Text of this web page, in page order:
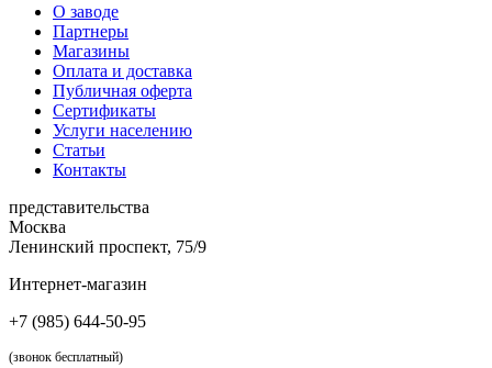
О заводе
Партнеры
Магазины
Оплата и доставка
Публичная оферта
Сертификаты
Услуги населению
Статьи
Контакты
представительства
Москва
Ленинский проспект, 75/9
Интернет-магазин
+7 (985) 644-50-95
(звонок бесплатный)